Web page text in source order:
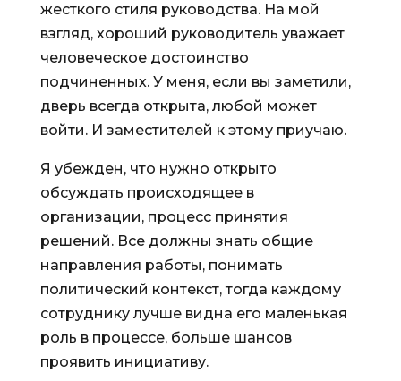
жесткого стиля руководства. На мой
взгляд, хороший руководитель уважает
человеческое достоинство
подчиненных. У меня, если вы заметили,
дверь всегда открыта, любой может
войти. И заместителей к этому приучаю.
Я убежден, что нужно открыто
обсуждать происходящее в
организации, процесс принятия
решений. Все должны знать общие
направления работы, понимать
политический контекст, тогда каждому
сотруднику лучше видна его маленькая
роль в процессе, больше шансов
проявить инициативу.